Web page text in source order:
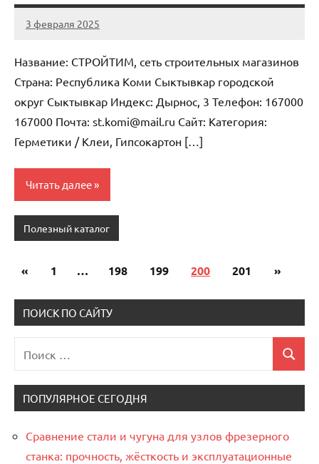
3 февраля 2025
Anisa
Нет
Название: СТРОЙТИМ, сеть строительных магазинов
Страна: Республика Коми Сыктывкар городской
округ Сыктывкар Индекс: Дырнос, 3 Телефон: 167000
167000 Почта: st.komi@mail.ru Cайт: Категория:
Герметики / Клеи, Гипсокартон […]
Читать далее
Полезный каталог
записей
« Предыдущие
1 … 198 199 200 201 »
ПОИСК ПО САЙТУ
для:
Поиск
ПОПУЛЯРНОЕ СЕГОДНЯ
Сравнение стали и чугуна для узлов фрезерного
станка: прочность, жёсткость и эксплуатационные